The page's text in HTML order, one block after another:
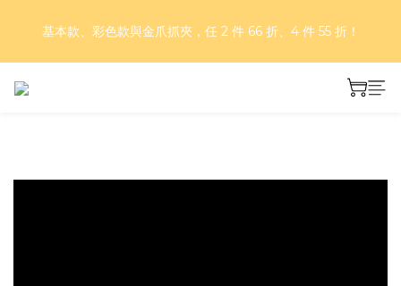
折，滿五件享7折！
基本款、彩色款與金爪抓夾，任 2 件 66 折、4 件 55 折！
好評再延長！夏日年中慶 part II｜正價商品 8 折，滿三件享75